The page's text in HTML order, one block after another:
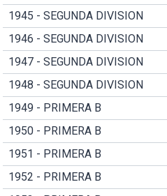
1945 - SEGUNDA DIVISION
1946 - SEGUNDA DIVISION
1947 - SEGUNDA DIVISION
1948 - SEGUNDA DIVISION
1949 - PRIMERA B
1950 - PRIMERA B
1951 - PRIMERA B
1952 - PRIMERA B